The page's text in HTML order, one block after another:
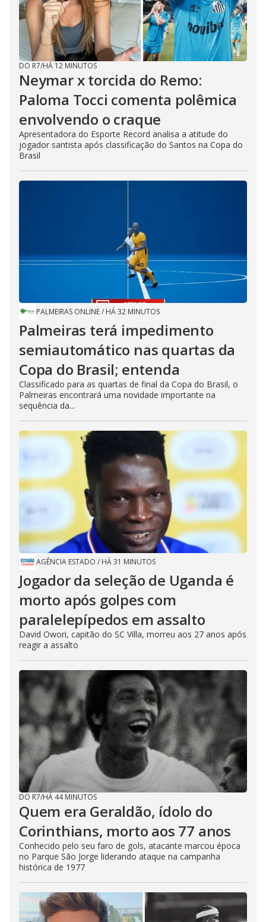
DO R7/HÁ 12 MINUTOS
Neymar x torcida do Remo:
Paloma Tocci comenta polêmica
envolvendo o craque
Apresentadora do Esporte Record analisa a atitude do
jogador santista após classificação do Santos na Copa do
Brasil
PALMEIRAS ONLINE/ HÁ 32 MINUTOS
Palmeiras terá impedimento
semiautomático nas quartas da
Copa do Brasil; entenda
Classificado para as quartas de final da Copa do Brasil, o
Palmeiras encontrará uma novidade importante na
sequência da...
AGÊNCIA ESTADO / HÁ 31 MINUTOS
Jogador da seleção de Uganda é
morto após golpes com
paralelepípedos em assalto
David Owori, capitão do SC Villa, morreu aos 27 anos após
reagir a assalto
DO R7/HÁ 44 MINUTOS
Quem era Geraldão, ídolo do
Corinthians, morto aos 77 anos
Conhecido pelo seu faro de gols, atacante marcou época
no Parque São Jorge liderando ataque na campanha
histórica de 1977